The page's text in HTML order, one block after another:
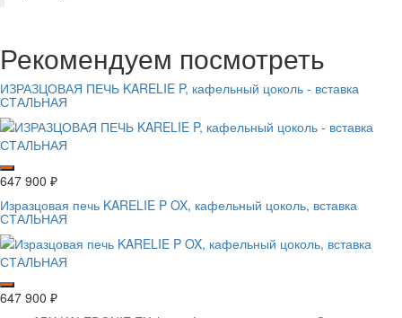
Рекомендуем посмотреть
ИЗРАЗЦОВАЯ ПЕЧЬ KARELIE P, кафельный цоколь - вставка
СТАЛЬНАЯ
647 900 ₽
Изразцовая печь KARELIE P OX, кафельный цоколь, вставка
СТАЛЬНАЯ
647 900 ₽